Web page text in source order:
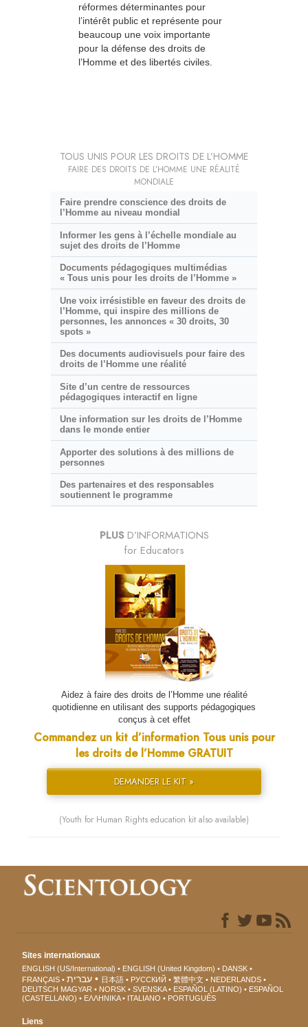
réformes déterminantes pour
l’intérêt public et représente pour
beaucoup une voix importante
pour la défense des droits de
l’Homme et des libertés civiles.
TOUS UNIS POUR LES DROITS DE L’HOMME
FAIRE DES DROITS DE L’HOMME UNE RÉALITÉ
MONDIALE
Faire prendre conscience des droits de
l’Homme au niveau mondial
Informer les gens à l’échelle mondiale au
sujet des droits de l’Homme
Documents pédagogiques multimédias
« Tous unis pour les droits de l’Homme »
Une voix irrésistible en faveur des droits de
l’Homme, qui inspire des millions de
personnes, les annonces « 30 droits, 30
spots »
Des documents audiovisuels pour faire des
droits de l’Homme une réalité
Site d’un centre de ressources
pédagogiques interactif en ligne
Une information sur les droits de l’Homme
dans le monde entier
Apporter des solutions à des millions de
personnes
Des partenaires et des responsables
soutiennent le programme
PLUS D’INFORMATIONS
for Educators
Aidez à faire des droits de l’Homme une réalité
quotidienne en utilisant des supports pédagogiques
conçus à cet effet
Commandez un kit d’information Tous unis pour
les droits de l’Homme GRATUIT
DEMANDER LE KIT »
(Youth for Human Rights education kit also available)
Sites internationaux
ENGLISH (US/International) ENGLISH (United Kingdom)
DANSK
FRANÇAIS
עברית 日本語 РУССКИЙ 繁體中文
NEDERLANDS
DEUTSCH MAGYAR NORSK SVENSKA ESPAÑOL (LATINO)
ESPAÑOL
(CASTELLANO)
ΕΛΛΗΝΙΚA ITALIANO PORTUGUÊS
Liens